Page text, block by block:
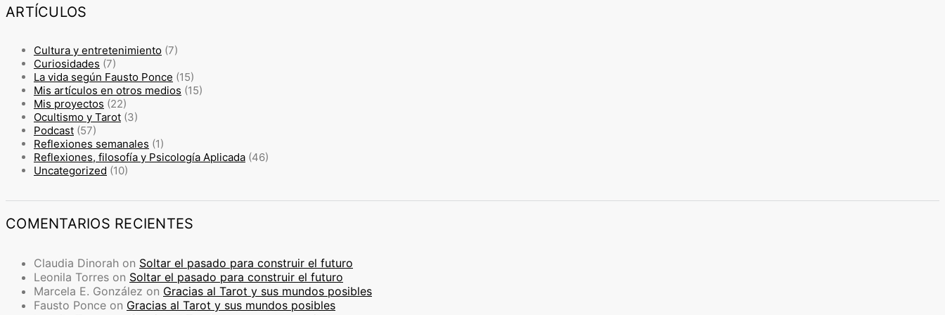
ARTÍCULOS
Cultura y entretenimiento (7)
Curiosidades (7)
La vida según Fausto Ponce (15)
Mis artículos en otros medios (15)
Mis proyectos (22)
Ocultismo y Tarot (3)
Podcast (57)
Reflexiones semanales (1)
Reflexiones, filosofía y Psicología Aplicada (46)
Uncategorized (10)
COMENTARIOS RECIENTES
Claudia Dinorah on Soltar el pasado para construir el futuro
Leonila Torres on Soltar el pasado para construir el futuro
Marcela E. González on Gracias al Tarot y sus mundos posibles
Fausto Ponce on Gracias al Tarot y sus mundos posibles